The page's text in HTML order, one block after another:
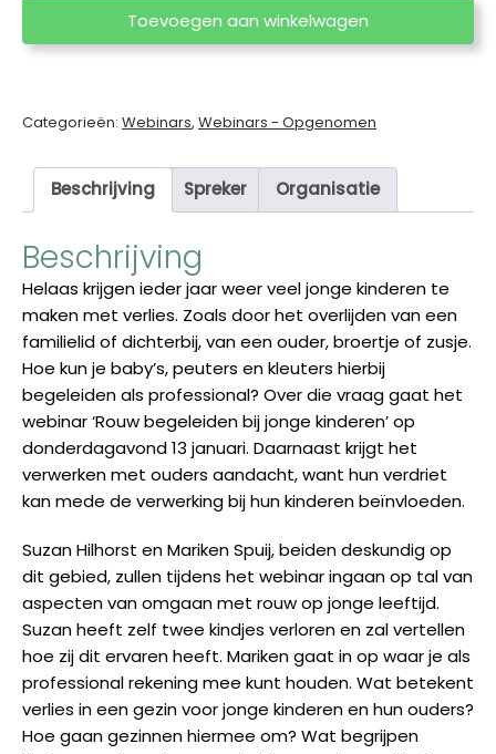
jonge
Suzan
en
Mariken
aantal
Toevoegen aan winkelwagen
Categorieën: Webinars, Webinars - Opgenomen
Beschrijving Spreker Organisatie
Beschrijving
Helaas krijgen ieder jaar weer veel jonge kinderen te
maken met verlies. Zoals door het overlijden van een
familielid of dichterbij, van een ouder, broertje of zusje.
Hoe kun je baby’s, peuters en kleuters hierbij
begeleiden als professional? Over die vraag gaat het
webinar ‘Rouw begeleiden bij jonge kinderen’ op
donderdagavond 13 januari. Daarnaast krijgt het
verwerken met ouders aandacht, want hun verdriet
kan mede de verwerking bij hun kinderen beïnvloeden.
Suzan Hilhorst en Mariken Spuij, beiden deskundig op
dit gebied, zullen tijdens het webinar ingaan op tal van
aspecten van omgaan met rouw op jonge leeftijd.
Suzan heeft zelf twee kindjes verloren en zal vertellen
hoe zij dit ervaren heeft. Mariken gaat in op waar je als
professional rekening mee kunt houden. Wat betekent
verlies in een gezin voor jonge kinderen en hun ouders?
Hoe gaan gezinnen hiermee om? Wat begrijpen